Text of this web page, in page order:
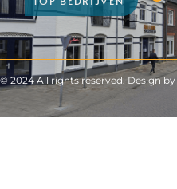
© 2024 All rights reserved. Design by